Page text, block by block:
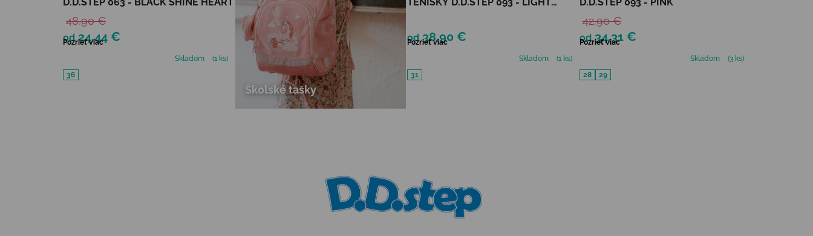
od24,44 €
48,90 €
Pozrieť viac
Skladom
(1 ks)
36
Školské tašky
od38,90 €
Pozrieť viac
Skladom
(1 ks)
31
od34,31 €
42,90 €
Pozrieť viac
Skladom
(3 ks)
28
29